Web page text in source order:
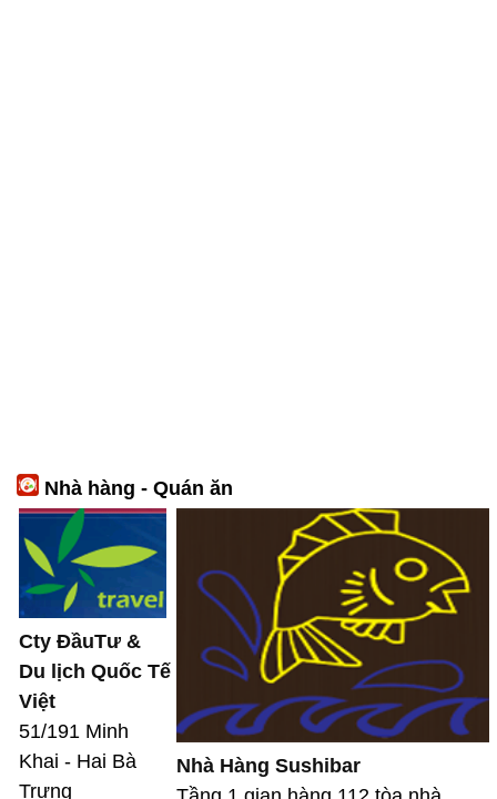
Nhà hàng - Quán ăn
Cty ĐầuTư &
Du lịch Quốc Tế
Việt
51/191 Minh
Khai - Hai Bà
Trưng
Nhà Hàng Sushibar